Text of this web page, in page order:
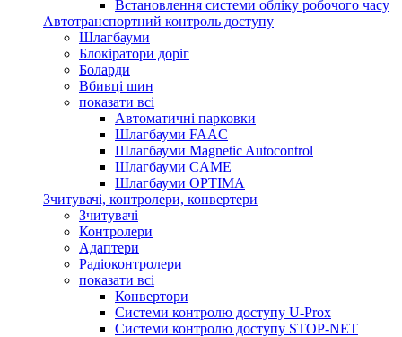
Встановлення системи обліку робочого часу
Автотранспортний контроль доступу
Шлагбауми
Блокіратори доріг
Боларди
Вбивці шин
показати всі
Автоматичні парковки
Шлагбауми FAAC
Шлагбауми Magnetic Autocontrol
Шлагбауми CAME
Шлагбауми OPTIMA
Зчитувачі, контролери, конвертери
Зчитувачі
Контролери
Адаптери
Радіоконтролери
показати всі
Конвертори
Системи контролю доступу U-Prox
Системи контролю доступу STOP-NET